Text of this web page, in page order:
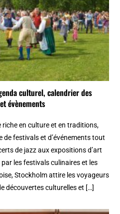
culturel, calendrier des
évènements
en culture et en traditions,
festivals et d’événements tout
de jazz aux expositions d’art
les festivals culinaires et les
Stockholm attire les voyageurs
découvertes culturelles et […]